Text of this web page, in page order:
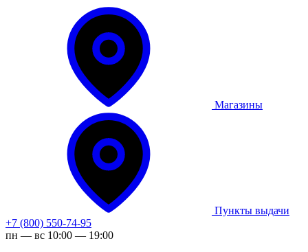
Магазины
Пункты выдачи
+7 (800) 550-74-95
пн — вс 10:00 — 19:00